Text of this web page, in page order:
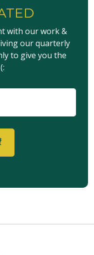
with our work &
our quarterly
to give you the